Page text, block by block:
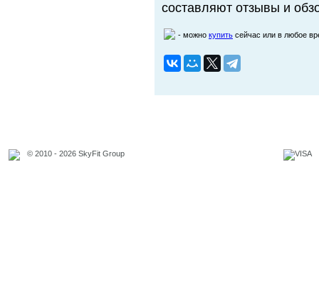
составляют отзывы и
- можно купить сейчас или в любое
© 2010 - 2026 SkyFit Group